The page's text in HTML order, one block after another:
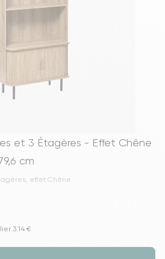
et 3 Étagères - Effet Chêne
cm
effet Chêne
3.14 €